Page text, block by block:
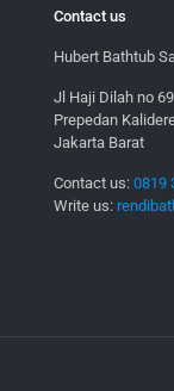
Contact us
Hubert Bathtub
Jl Haji Dilah no 69
Prepedan
Jakarta Barat
Contact us: 0819
Write us: